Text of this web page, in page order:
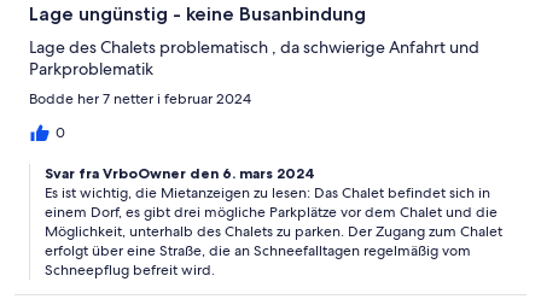
Lage ungünstig - keine Busanbindung
Lage des Chalets problematisch , da schwierige Anfahrt und
Parkproblematik
Bodde her 7 netter i februar 2024
0
Svar fra VrboOwner den 6. mars 2024
Es ist wichtig, die Mietanzeigen zu lesen: Das Chalet befindet sich in
einem Dorf, es gibt drei mögliche Parkplätze vor dem Chalet und die
Möglichkeit, unterhalb des Chalets zu parken. Der Zugang zum Chalet
erfolgt über eine Straße, die an Schneefalltagen regelmäßig vom
Schneepflug befreit wird.